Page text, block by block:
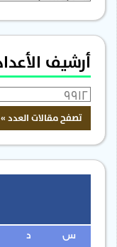
أرشيف الأعداد
س